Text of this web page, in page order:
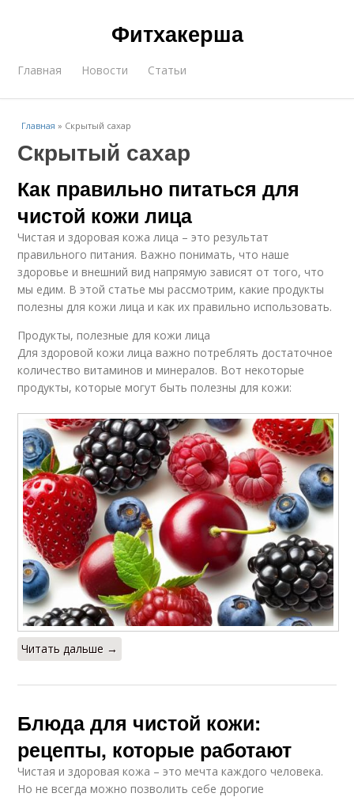
Фитхакерша
Главная Новости Статьи
Главная » Скрытый сахар
Скрытый сахар
Как правильно питаться для
чистой кожи лица
Чистая и здоровая кожа лица – это результат
правильного питания. Важно понимать, что наше
здоровье и внешний вид напрямую зависят от того, что
мы едим. В этой статье мы рассмотрим, какие продукты
полезны для кожи лица и как их правильно использовать.
Продукты, полезные для кожи лица
Для здоровой кожи лица важно потреблять достаточное
количество витаминов и минералов. Вот некоторые
продукты, которые могут быть полезны для кожи:
Читать дальше →
Блюда для чистой кожи:
рецепты, которые работают
Чистая и здоровая кожа – это мечта каждого человека.
Но не всегда можно позволить себе дорогие